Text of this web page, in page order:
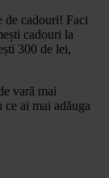
de cadouri! Faci
cadouri la
300 de lei,
vară mai
ai mai adăuga